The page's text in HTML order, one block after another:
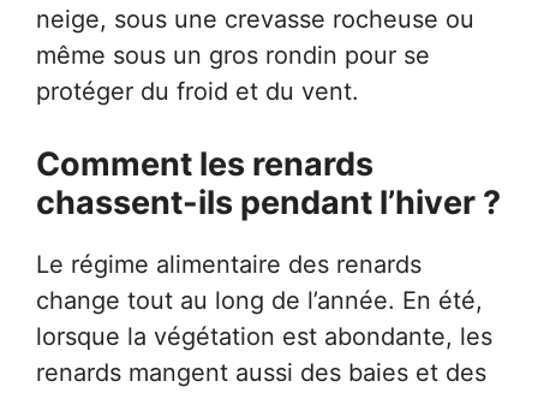
neige, sous une crevasse rocheuse ou
même sous un gros rondin pour se
protéger du froid et du vent.
Comment les renards
chassent-ils pendant l’hiver ?
Le régime alimentaire des renards
change tout au long de l’année. En été,
lorsque la végétation est abondante, les
renards mangent aussi des baies et des